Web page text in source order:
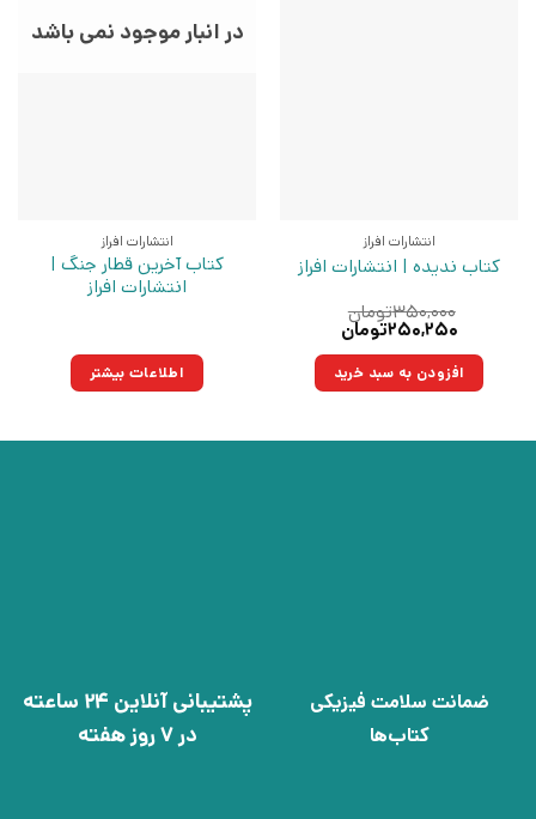
انتشارات افراز
کتاب ندیده | انتشارات افراز
۳۵۰,۰۰۰تومان
قیمت
۳۵۰,۰۰۰تومان
بود.
۲۵۰,۲۵۰تومان
۲۵۰,۲۵۰تومان.افزودن به سبد خرید
در انبار موجود نمی باشد
انتشارات افراز
کتاب آخرین قطار جنگ |
انتشارات افراز
اطلاعات بیشتر
ضمانت سلامت فیزیکی
کتاب‌ها
پشتیبانی آنلاین 24 ساعته
در 7 روز هفته